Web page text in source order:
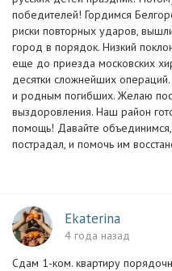
победителей! Гордимся
риски повторных ударов,
город в порядок. Низкий
еще до приезда московских
десятки сложнейших
и родным погибших. Желаю
выздоровления. Наш район
помощь! Давайте
пострадал, и помочь им
Ekaterina
4 года назад
Сдам 1-ком. квартиру